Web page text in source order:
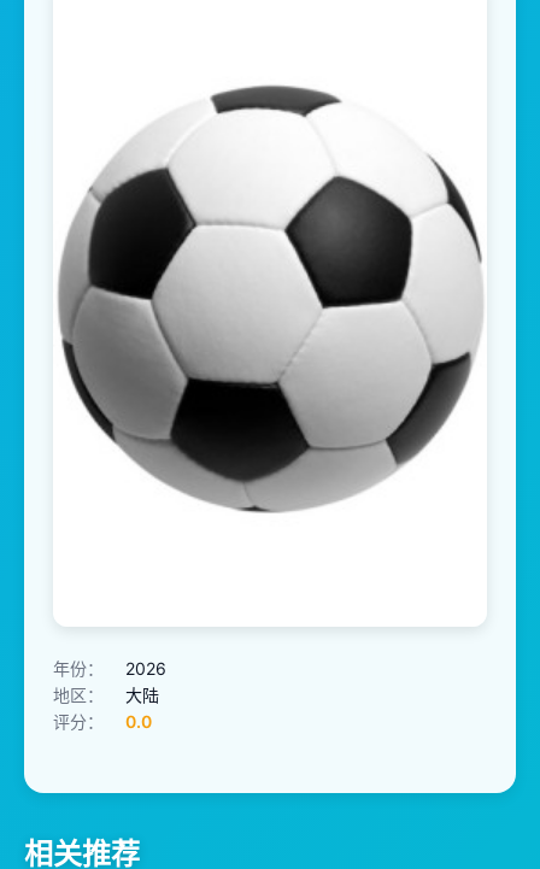
年份：
2026
地区：
大陆
评分：
0.0
相关推荐